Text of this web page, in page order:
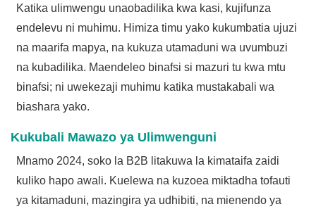
Katika ulimwengu unaobadilika kwa kasi, kujifunza
endelevu ni muhimu. Himiza timu yako kukumbatia ujuzi
na maarifa mapya, na kukuza utamaduni wa uvumbuzi
na kubadilika. Maendeleo binafsi si mazuri tu kwa mtu
binafsi; ni uwekezaji muhimu katika mustakabali wa
biashara yako.
Kukubali Mawazo ya Ulimwenguni
Mnamo 2024, soko la B2B litakuwa la kimataifa zaidi
kuliko hapo awali. Kuelewa na kuzoea miktadha tofauti
ya kitamaduni, mazingira ya udhibiti, na mienendo ya